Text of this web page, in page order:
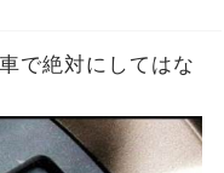
で絶対にしてはな